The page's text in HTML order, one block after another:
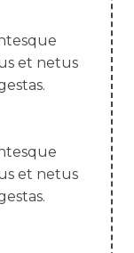
et netus
et netus